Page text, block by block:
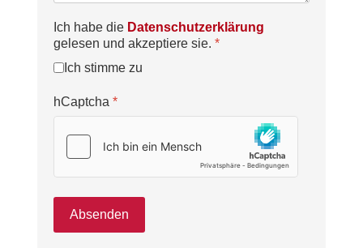
Ich habe die Datenschutzerklärung
gelesen und akzeptiere sie.*
Ich stimme zu
hCaptcha*
Absenden